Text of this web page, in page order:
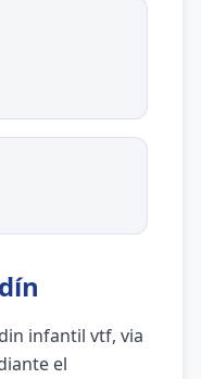
infantil vtf, via
el